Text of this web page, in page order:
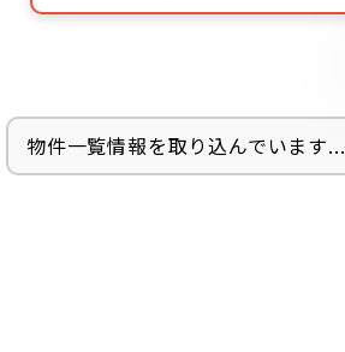
物件一覧情報を取り込んでいます...